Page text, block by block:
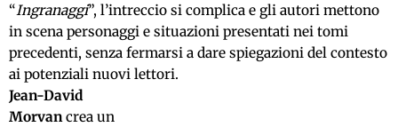
“Ingranaggi”, l’intreccio si complica e gli autori mettono
in scena personaggi e situazioni presentati nei tomi
precedenti, senza fermarsi a dare spiegazioni del contesto
ai potenziali nuovi lettori.
Jean-David
Morvan crea un